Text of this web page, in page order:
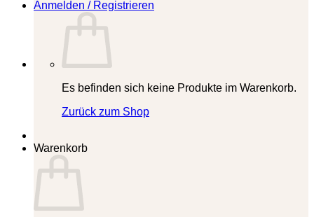
Anmelden / Registrieren
Es befinden sich keine Produkte im Warenkorb.
Zurück zum Shop
Warenkorb